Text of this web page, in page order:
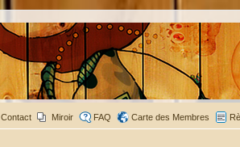
Contact Miroir FAQ Carte des Membres